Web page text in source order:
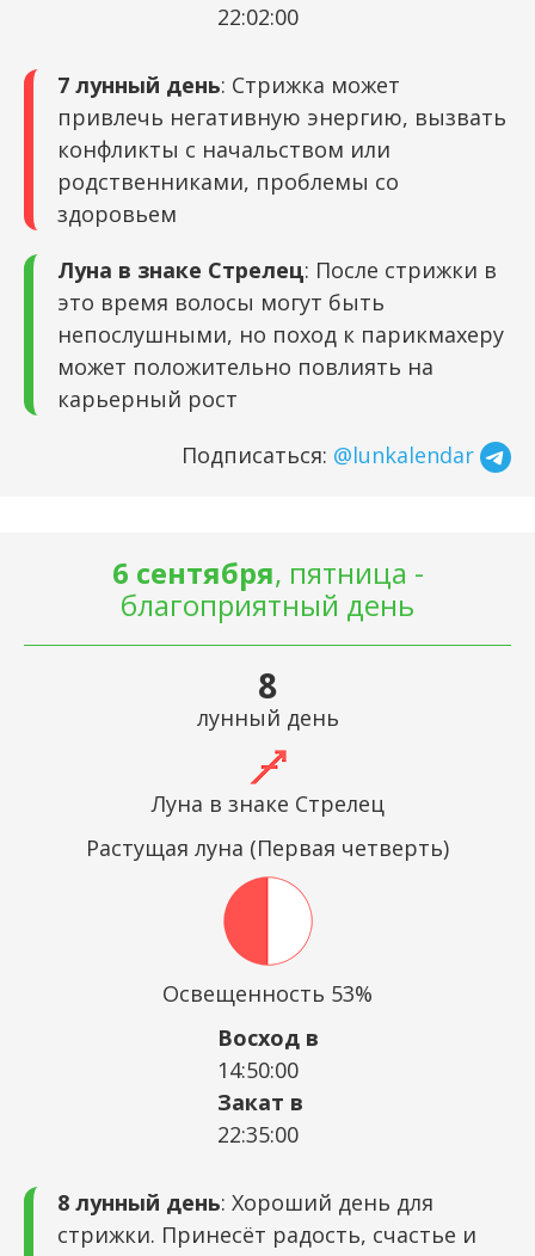
22:02:00
7 лунный день: Стрижка может
привлечь негативную энергию, вызвать
конфликты с начальством или
родственниками, проблемы со
здоровьем
Луна в знаке Стрелец: После стрижки в
это время волосы могут быть
непослушными, но поход к парикмахеру
может положительно повлиять на
карьерный рост
Подписаться: @lunkalendar
6 сентября, пятница -
благоприятный день
8
лунный день
Луна в знаке Стрелец
Растущая луна (Первая четверть)
Освещенность 53%
Восход в
14:50:00
Закат в
22:35:00
8 лунный день: Хороший день для
стрижки. Принесёт радость, счастье и